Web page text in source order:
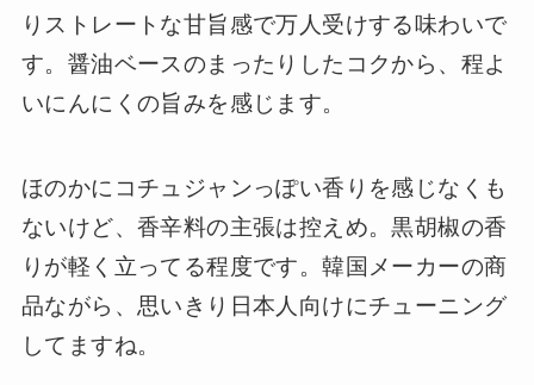
りストレートな甘旨感で万人受けする味わいで
す。醤油ベースのまったりしたコクから、程よ
いにんにくの旨みを感じます。
ほのかにコチュジャンっぽい香りを感じなくも
ないけど、香辛料の主張は控えめ。黒胡椒の香
りが軽く立ってる程度です。韓国メーカーの商
品ながら、思いきり日本人向けにチューニング
してますね。